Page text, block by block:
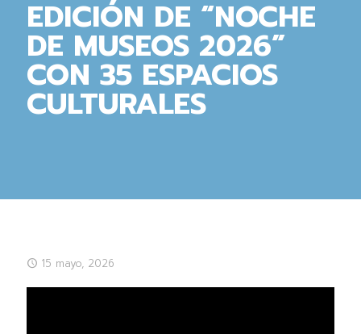
EDICIÓN DE “NOCHE
DE MUSEOS 2026”
CON 35 ESPACIOS
CULTURALES
15 mayo, 2026